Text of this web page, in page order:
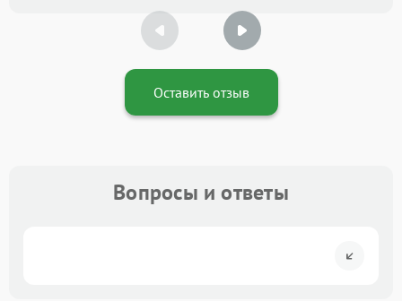
Оставить отзыв
Вопросы и ответы